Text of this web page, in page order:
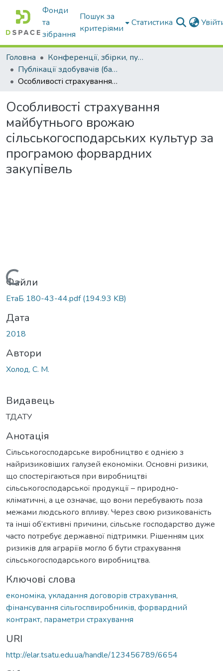
Фонди
та
зібрання
Пошук за
критеріями
Статистика
Головна
Конференції, збірки, публікації молодих вчених і здобувачів : магістрів, бакалаврів, аспірантів.
Публікації здобувачів (бакалаврів. магістрів, аспірантів)
Особливості страхування майбутнього врожаю сільськогосподарських культур за програмою форвардних закупівель
Особливості страхування
майбутнього врожаю
сільськогосподарських культур за
програмою форвардних
закупівель
Вантажиться...
Файли
ЕтаБ 180-43-44.pdf(194.93 KB)
Дата
2018
Автори
Холод, С. М.
Видавець
ТДАТУ
Анотація
Сільськогосподарське виробництво є однією з
найризиковіших галузей економіки. Основні ризики,
що спостерігаються при виробництві
сільськогосподарської продукції – природно-
кліматичні, а це означає, що вони перебувають поза
межами людського впливу. Через свою ризикованість
та інші об’єктивні причини, сільське господарство дуже
часто потребує державної підтримки. Рішенням цих
ризиків для аграріїв могло б бути страхування
сільськогосподарського виробництва.
Ключові слова
економіка, укладання договорів страхування,
фінансування сільгоспвиробників, форвардний
контракт, параметри страхування
URI
http://elar.tsatu.edu.ua/handle/123456789/6654